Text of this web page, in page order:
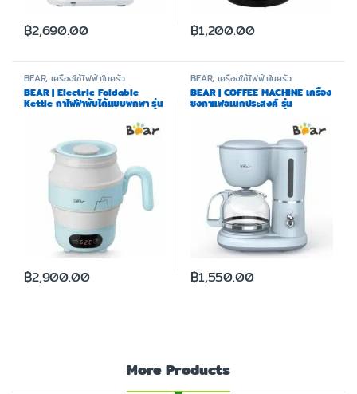
More Products
฿2,690.00 ฿1,200.00
BEAR,เครื่องใช้ไฟฟ้าในครัว
BEAR | Electric Foldable
Kettle กาไฟฟ้าพับได้แบบพกพา รุ่น
฿2,900.00
BEAR,เครื่องใช้ไฟฟ้าในครัว
BEAR | COFFEE MACHINE เครื่อง
ชงกาแฟอเนกประสงค์ รุ่น
฿1,550.00